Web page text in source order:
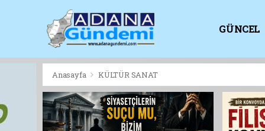
GÜNCEL
Anasayfa KÜLTÜR SANAT